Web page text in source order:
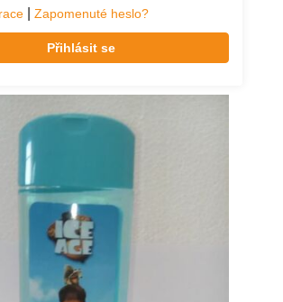
Zapomenuté heslo?
Přihlásit se